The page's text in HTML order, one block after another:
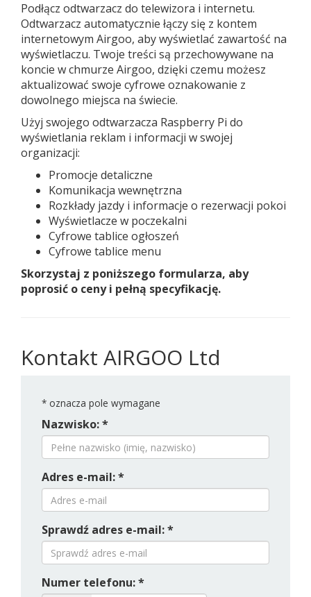
Podłącz odtwarzacz do telewizora i internetu.
Odtwarzacz automatycznie łączy się z kontem
internetowym Airgoo, aby wyświetlać zawartość na
wyświetlaczu. Twoje treści są przechowywane na
koncie w chmurze Airgoo, dzięki czemu możesz
aktualizować swoje cyfrowe oznakowanie z
dowolnego miejsca na świecie.
Użyj swojego odtwarzacza Raspberry Pi do
wyświetlania reklam i informacji w swojej
organizacji:
Promocje detaliczne
Komunikacja wewnętrzna
Rozkłady jazdy i informacje o rezerwacji pokoi
Wyświetlacze w poczekalni
Cyfrowe tablice ogłoszeń
Cyfrowe tablice menu
Skorzystaj z poniższego formularza, aby
poprosić o ceny i pełną specyfikację.
Kontakt AIRGOO Ltd
* oznacza pole wymagane
Nazwisko: *
Adres e-mail: *
Sprawdź adres e-mail: *
Numer telefonu: *